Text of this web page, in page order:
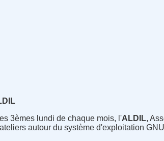
3èmes lundi de chaque mois, l'ALDIL,
autour du système d'exploitation